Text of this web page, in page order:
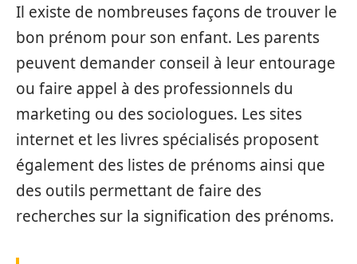
Il existe de nombreuses façons de trouver le
bon prénom pour son enfant. Les parents
peuvent demander conseil à leur entourage
ou faire appel à des professionnels du
marketing ou des sociologues. Les sites
internet et les livres spécialisés proposent
également des listes de prénoms ainsi que
des outils permettant de faire des
recherches sur la signification des prénoms.